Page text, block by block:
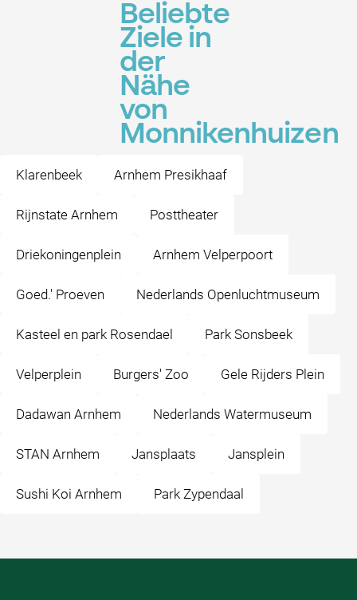
Beliebte
Ziele in
der
Nähe
von
Monnikenhuizen
Klarenbeek Arnhem Presikhaaf
Rijnstate Arnhem Posttheater
Driekoningenplein Arnhem Velperpoort
Goed.' Proeven Nederlands Openluchtmuseum
Kasteel en park Rosendael Park Sonsbeek
Velperplein Burgers' Zoo Gele Rijders Plein
Dadawan Arnhem Nederlands Watermuseum
STAN Arnhem Jansplaats Jansplein
Sushi Koi Arnhem Park Zypendaal